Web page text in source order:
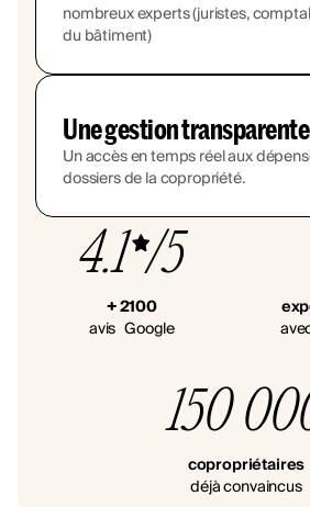
nombreux experts (juristes,
du bâtiment)
Une gestion transparente
Un accès en temps réel aux
dossiers de la copropriété.
4.1 /5
+ 2100
avis Google
150
copropriétaires
déjà convaincus